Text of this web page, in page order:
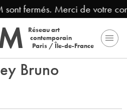
fermés. Merci de votre
Réseau art
contemporain
Paris / Île-de-France
Bruno